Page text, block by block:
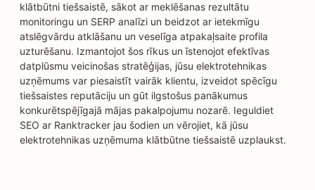
klātbūtni tiešsaistē, sākot ar meklēšanas rezultātu
monitoringu un SERP analīzi un beidzot ar ietekmīgu
atslēgvārdu atklāšanu un veselīga atpakaļsaite profila
uzturēšanu. Izmantojot šos rīkus un īstenojot efektīvas
datplūsmu veicinošas stratēģijas, jūsu elektrotehnikas
uzņēmums var piesaistīt vairāk klientu, izveidot spēcīgu
tiešsaistes reputāciju un gūt ilgstošus panākumus
konkurētspējīgajā mājas pakalpojumu nozarē. Ieguldiet
SEO ar Ranktracker jau šodien un vērojiet, kā jūsu
elektrotehnikas uzņēmuma klātbūtne tiešsaistē uzplaukst.